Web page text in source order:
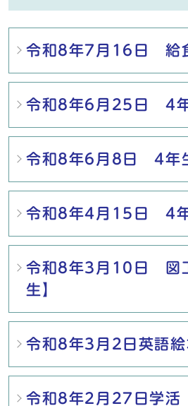
メインメニュー
令和8年7月16日 給
令和8年6月25日 4
令和8年6月8日 4年
令和8年4月15日 4
令和8年3月10日 図
生】
令和8年3月2日英語絵
令和8年2月27日学活